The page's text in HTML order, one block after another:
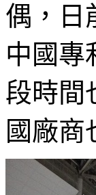
偶，日
中國專
段時間
國廠商